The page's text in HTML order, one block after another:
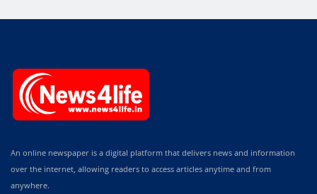
An online newspaper is a digital platform that delivers news and information
over the internet, allowing readers to access articles anytime and from
anywhere.